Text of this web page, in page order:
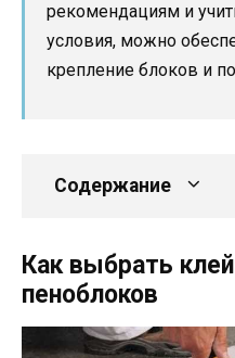
рекомендациям и
условия, можно
крепление блоков и
Содержание
Как выбрать
пеноблоков